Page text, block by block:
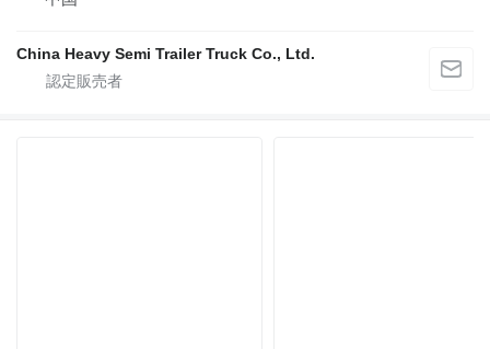
China Heavy Semi Trailer Truck Co., Ltd.